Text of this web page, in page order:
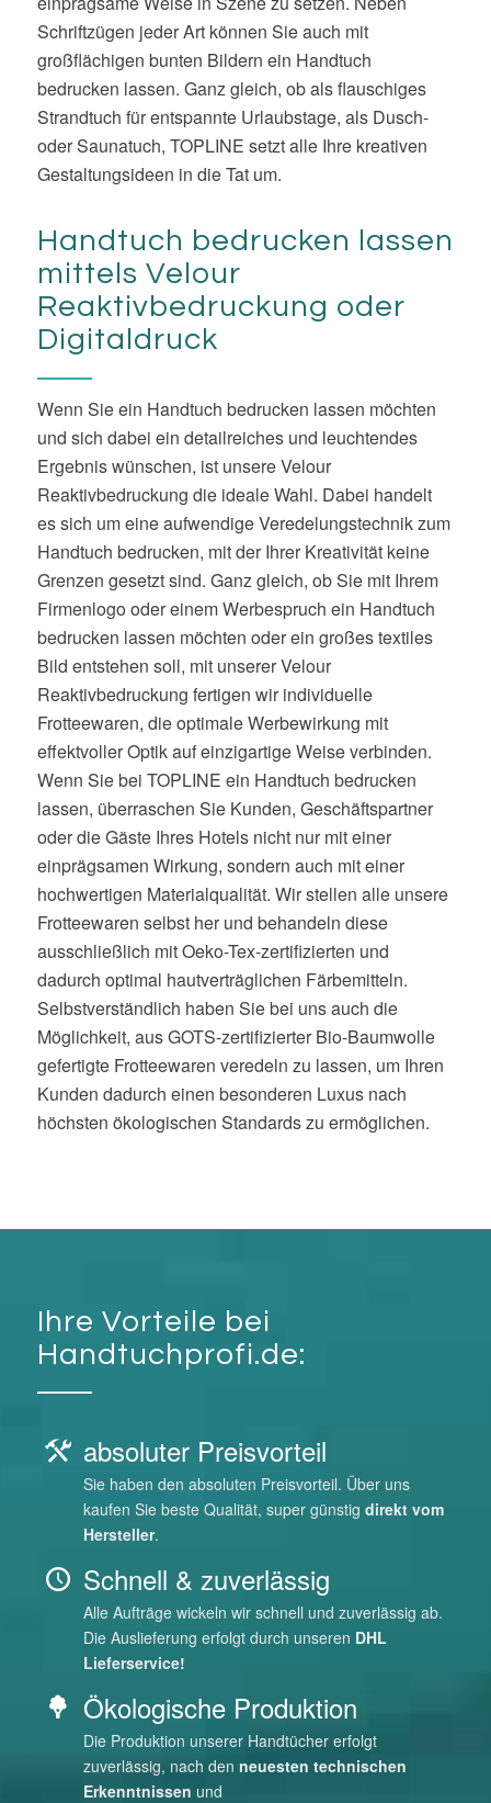
Schriftzügen jeder Art können Sie auch mit
großflächigen bunten Bildern ein Handtuch
bedrucken lassen. Ganz gleich, ob als flauschiges
Strandtuch für entspannte Urlaubstage, als Dusch-
oder Saunatuch, TOPLINE setzt alle Ihre kreativen
Gestaltungsideen in die Tat um.
Handtuch bedrucken lassen
mittels Velour
Reaktivbedruckung oder
Digitaldruck
Wenn Sie ein Handtuch bedrucken lassen möchten
und sich dabei ein detailreiches und leuchtendes
Ergebnis wünschen, ist unsere Velour
Reaktivbedruckung die ideale Wahl. Dabei handelt
es sich um eine aufwendige Veredelungstechnik zum
Handtuch bedrucken, mit der Ihrer Kreativität keine
Grenzen gesetzt sind. Ganz gleich, ob Sie mit Ihrem
Firmenlogo oder einem Werbespruch ein Handtuch
bedrucken lassen möchten oder ein großes textiles
Bild entstehen soll, mit unserer Velour
Reaktivbedruckung fertigen wir individuelle
Frotteewaren, die optimale Werbewirkung mit
effektvoller Optik auf einzigartige Weise verbinden.
Wenn Sie bei TOPLINE ein Handtuch bedrucken
lassen, überraschen Sie Kunden, Geschäftspartner
oder die Gäste Ihres Hotels nicht nur mit einer
einprägsamen Wirkung, sondern auch mit einer
hochwertigen Materialqualität. Wir stellen alle unsere
Frotteewaren selbst her und behandeln diese
ausschließlich mit Oeko-Tex-zertifizierten und
dadurch optimal hautverträglichen Färbemitteln.
Selbstverständlich haben Sie bei uns auch die
Möglichkeit, aus GOTS-zertifizierter Bio-Baumwolle
gefertigte Frotteewaren veredeln zu lassen, um Ihren
Kunden dadurch einen besonderen Luxus nach
höchsten ökologischen Standards zu ermöglichen.
Ihre Vorteile bei
Handtuchprofi.de:
absoluter Preisvorteil
Sie haben den absoluten Preisvorteil. Über uns
kaufen Sie beste Qualität, super günstigdirekt vom
Hersteller.
Schnell & zuverlässig
Alle Aufträge wickeln wir schnell und zuverlässig ab.
Die Auslieferung erfolgt durch unseren DHL
Lieferservice!
Ökologische Produktion
Die Produktion unserer Handtücher erfolgt
zuverlässig, nach denneuesten technischen
Erkenntnissen und